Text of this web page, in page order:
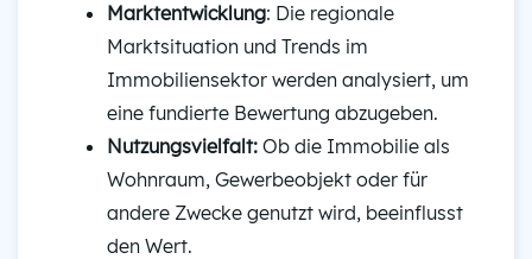
Marktentwicklung: Die regionale
Marktsituation und Trends im
Immobiliensektor werden analysiert, um
eine fundierte Bewertung abzugeben.
Nutzungsvielfalt: Ob die Immobilie als
Wohnraum, Gewerbeobjekt oder für
andere Zwecke genutzt wird, beeinflusst
den Wert.